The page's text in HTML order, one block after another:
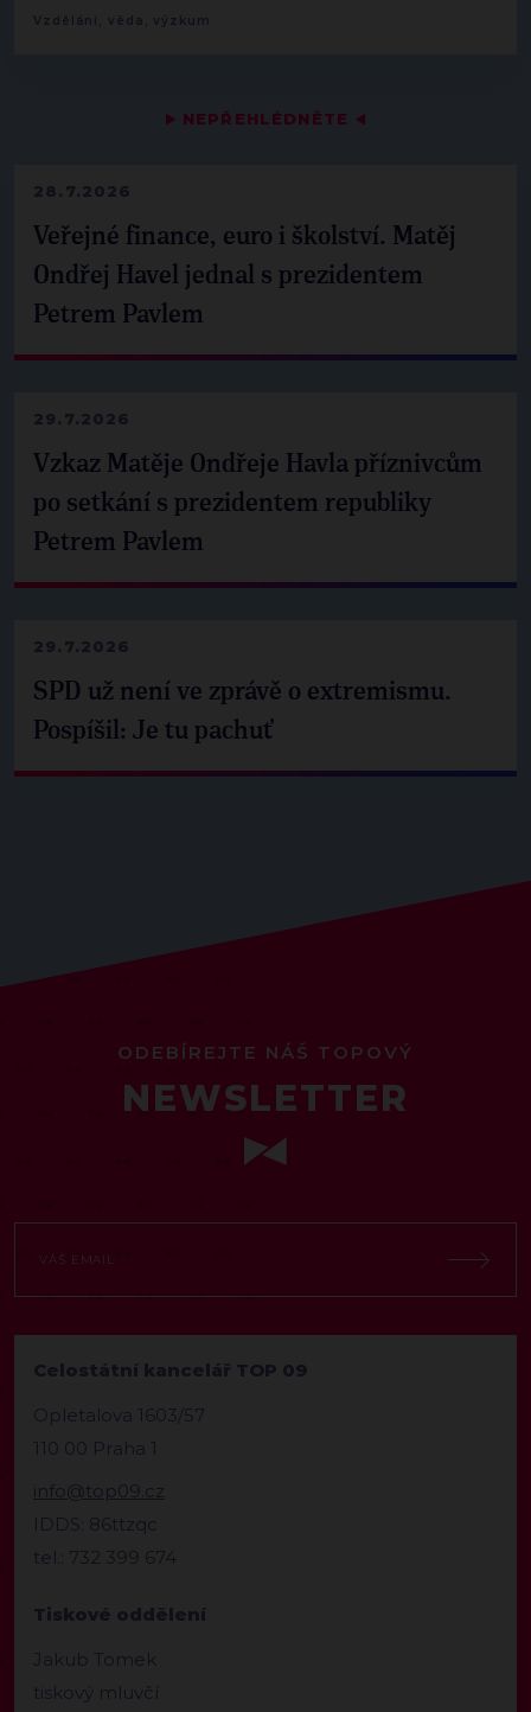
▶ NEPŘEHLÉDNĚTE ◀
28.7.2026
Veřejné finance, euro i školství. Matěj
Ondřej Havel jednal s prezidentem
Petrem Pavlem
29.7.2026
Vzkaz Matěje Ondřeje Havla příznivcům
po setkání s prezidentem republiky
Petrem Pavlem
29.7.2026
SPD už není ve zprávě o extremismu.
Pospíšil: Je tu pachuť
Vzdělání, věda, výzkum
ODEBÍREJTE NÁŠ TOPOVÝ
NEWSLETTER
Celostátní kancelář TOP 09
Opletalova 1603/57
110 00 Praha 1
info@top09.cz
IDDS: 86ttzqc
tel.: 732 399 674
Tiskové oddělení
Jakub Tomek
tiskový mluvčí